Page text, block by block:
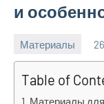
и
Материалы
Table of
Материалы для